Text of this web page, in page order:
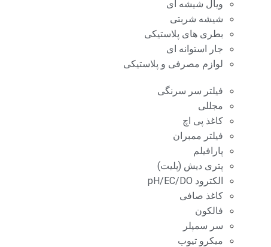
ویال شیشه ای
شیشه شربتی
بطری های پلاستیکی
جار استوانه ای
لوازم مصرفی و پلاستیکی
فیلتر سر سرنگی
مجللی
کاغذ پی اچ
فیلتر ممبران
پارافیلم
پتری دیش (پلیت)
الکترود pH/EC/DO
کاغذ صافی
فالکون
سر سمپلر
میکرو تیوب